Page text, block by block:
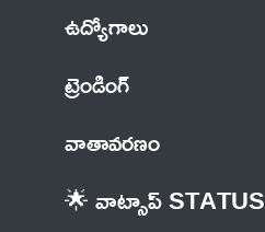
ఉద్యోగాలు
ట్రెండింగ్
వాతావరణం
🌟 వాట్సాప్ STATUS